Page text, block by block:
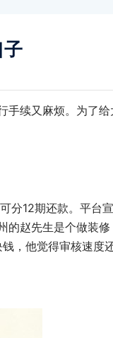
子
手续又麻烦。为了给
分12期还款。平台宣
的赵先生是个做装修
，他觉得审核速度